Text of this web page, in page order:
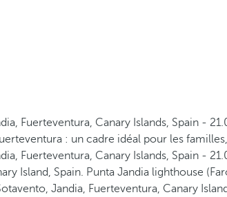
: un cadre idéal pour les